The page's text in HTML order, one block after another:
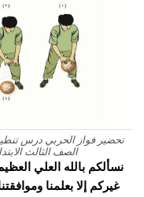
تحضير فواز الحربي درس تنطيط
الصف الثالث
نسألكم بالله العلي
غيركم إلا بعلمنا